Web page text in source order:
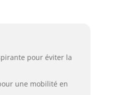
pour éviter la
une mobilité en